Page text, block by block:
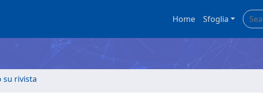
Home Sfoglia
su rivista